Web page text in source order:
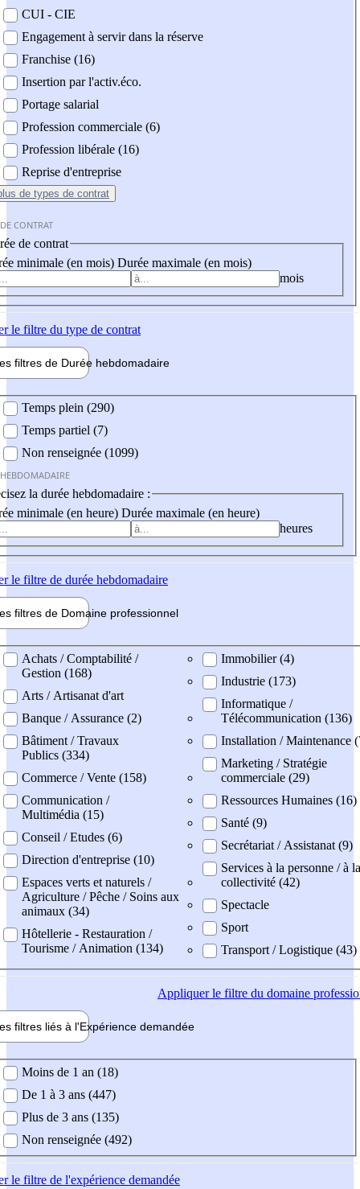
CUI - CIE
Engagement à servir dans la réserve
Franchise (16)
Insertion par l'activ.éco.
Portage salarial
Profession commerciale (6)
Profession libérale (16)
Reprise d'entreprise
de types de contrat
CONTRAT
de contrat
minimale (en mois) Durée maximale (en mois)
mois
le filtre du type de contrat
filtres de Durée hebdomadaire
Temps plein (290)
Temps partiel (7)
Non renseignée (1099)
la durée hebdomadaire :
minimale (en heure) Durée maximale (en heure)
heures
le filtre de durée hebdomadaire
filtres de Domaine professionnel
professionel
Achats / Comptabilité /
Gestion (168)
Arts / Artisanat d'art
Banque / Assurance (2)
Bâtiment / Travaux
Publics (334)
Commerce / Vente (158)
Communication /
Multimédia (15)
Conseil / Etudes (6)
Direction d'entreprise (10)
Espaces verts et naturels /
Agriculture / Pêche / Soins aux
animaux (34)
Hôtellerie - Restauration /
Tourisme / Animation (134)
Immobilier (4)
Industrie (173)
Informatique /
Télécommunication (136)
Installation / Maintenance
Marketing / Stratégie
commerciale (29)
Ressources Humaines (16)
Santé (9)
Secrétariat / Assistanat (9)
Services à la personne / à la
collectivité (42)
Spectacle
Sport
Transport / Logistique (43)
Appliquerle filtre du domaine
filtres liés à l'Expérience demandée
demandée
Moins de 1 an (18)
De 1 à 3 ans (447)
Plus de 3 ans (135)
Non renseignée (492)
le filtre de l'expérience demandée